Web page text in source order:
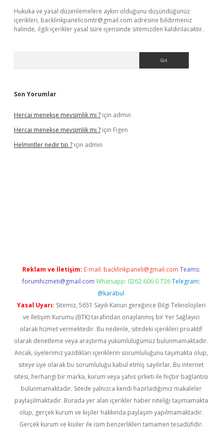
Hukuka ve yasal düzenlemelere aykırı olduğunu düşündüğünüz
içerikleri, backlinkpanelicomtr@gmail.com adresine bildirmeniz
halinde, ilgili içerikler yasal süre içerisinde sitemizden kaldırılacaktır.
Son Yorumlar
Hercai menekşe mevsimlik mi ? için admin
Hercai menekşe mevsimlik mi ? için Figen
Helmintler nedir tıp ? için admin
Reklam ve İletişim: E-mail: backlinkpaneli@gmail.com Teams:
forumhizmeti@gmail.com Whatsapp: 0262 606 0 726 Telegram:
@karabul
Yasal Uyarı: Sitemiz, 5651 Sayılı Kanun gereğince Bilgi Teknolojileri
ve İletişim Kurumu (BTK) tarafından onaylanmış bir Yer Sağlayıcı
olarak hizmet vermektedir. Bu nedenle, sitedeki içerikleri proaktif
olarak denetleme veya araştırma yükümlülüğümüz bulunmamaktadır.
Ancak, üyelerimiz yazdıkları içeriklerin sorumluluğunu taşımakta olup,
siteye üye olarak bu sorumluluğu kabul etmiş sayılırlar. Bu internet
sitesi, herhangi bir marka, kurum veya şahıs şirketi ile hiçbir bağlantısı
bulunmamaktadır. Sitede yalnızca kendi hazırladığımız makaleler
paylaşılmaktadır. Burada yer alan içerikler haber niteliği taşımamakta
olup, gerçek kurum ve kişiler hakkında paylaşım yapılmamaktadır.
Gerçek kurum ve kişiler ile isim benzerlikleri tamamen tesadüfidir.